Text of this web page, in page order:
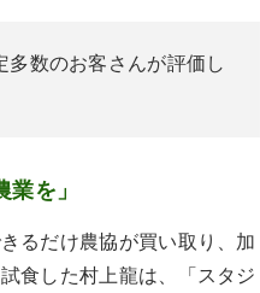
多数のお客さんが評価し
を」
るだけ農協が買い取り、加
食した村上龍は、「スタジ